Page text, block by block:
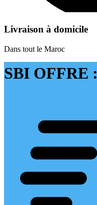
Livraison à domicile
Dans tout le Maroc
SBI OFFRE :